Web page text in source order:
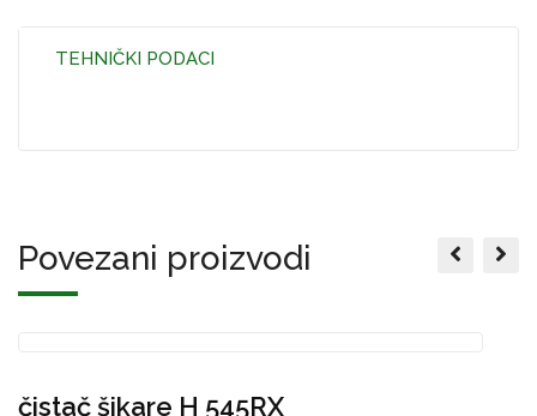
TEHNIČKI PODACI
Povezani proizvodi
čistač šikare H 545RX